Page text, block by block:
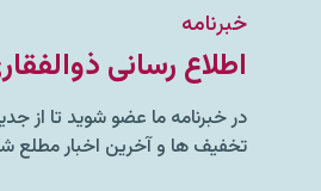
خبرنامه
اطلاع رسانی
در خبرنامه ما عضو شوید تا از
تخفیف ها و آخرین اخبار مطلع